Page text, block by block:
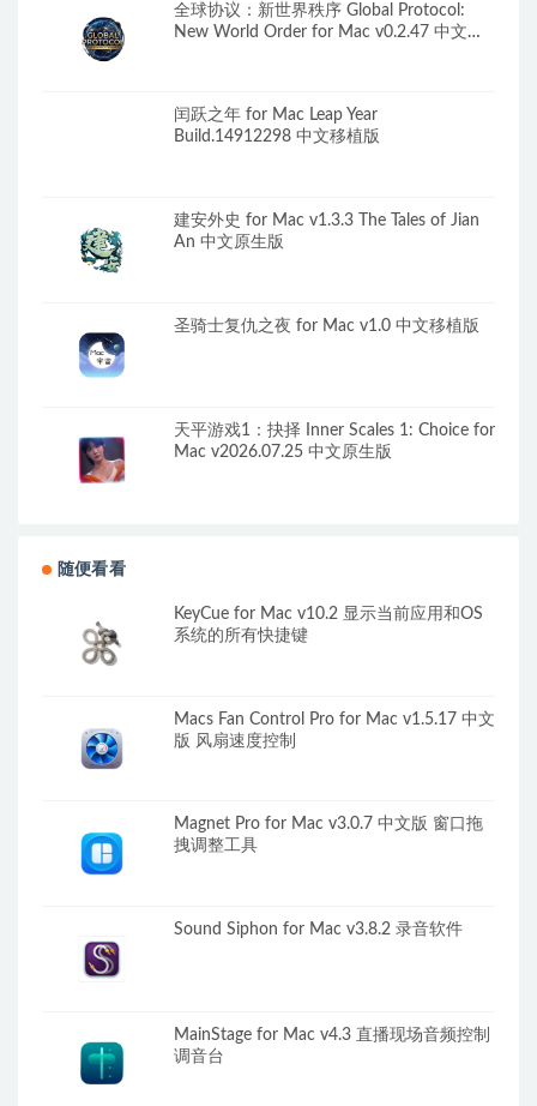
全球协议：新世界秩序 Global Protocol:
New World Order for Mac v0.2.47 中文原
闰跃之年 for Mac Leap Year
Build.14912298 中文移植版
建安外史 for Mac v1.3.3 The Tales of Jian
An 中文原生版
圣骑士复仇之夜 for Mac v1.0 中文移植版
天平游戏1：抉择 Inner Scales 1: Choice for
Mac v2026.07.25 中文原生版
随便看看
KeyCue for Mac v10.2 显示当前应用和OS
系统的所有快捷键
Macs Fan Control Pro for Mac v1.5.17 中文
版 风扇速度控制
Magnet Pro for Mac v3.0.7 中文版 窗口拖
拽调整工具
Sound Siphon for Mac v3.8.2 录音软件
MainStage for Mac v4.3 直播现场音频控制
调音台